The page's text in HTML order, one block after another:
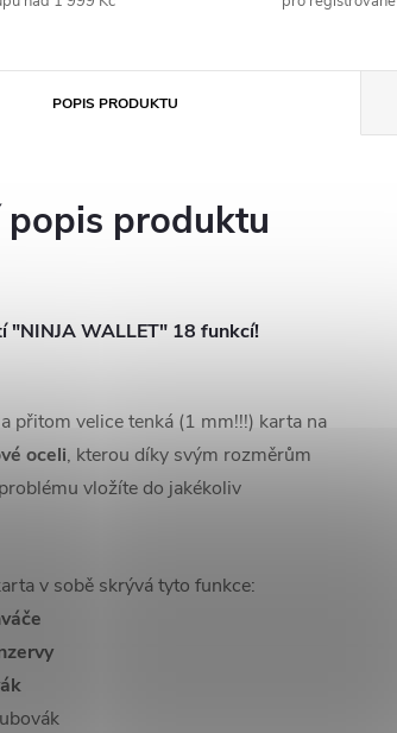
POPIS PRODUKTU
popis produktu
"NINJA WALLET" 18 funkcí!
přitom velice tenká (1 mm!!!) karta na
oceli, kterou díky svým rozměrům
vložíte do jakékoliv
v sobě skrývá tyto funkce: